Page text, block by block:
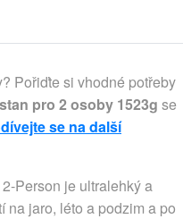
Pořiďte si vhodné potřeby
pro 2 osoby 1523g se
se na další
Person je ultralehký a
na jaro, léto a podzim a po